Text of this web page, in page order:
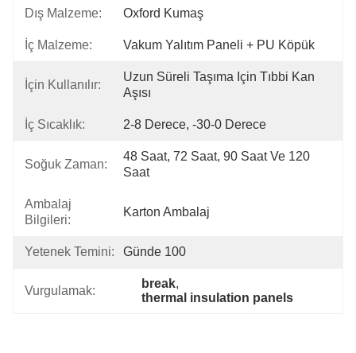
Dış Malzeme: Oxford Kumaş
İç Malzeme: Vakum Yalıtım Paneli + PU Köpük
İçin Kullanılır:
Uzun Süreli Taşıma Için Tıbbi Kan
Aşısı
İç Sıcaklık: 2-8 Derece, -30-0 Derece
Soğuk Zaman:
48 Saat, 72 Saat, 90 Saat Ve 120
Saat
Ambalaj
Bilgileri:
Karton Ambalaj
Yetenek Temini: Günde 100
Vurgulamak:
break,
thermal insulation panels